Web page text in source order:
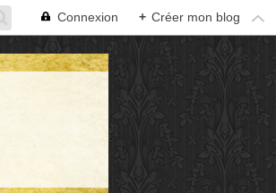
Connexion + Créer mon blog